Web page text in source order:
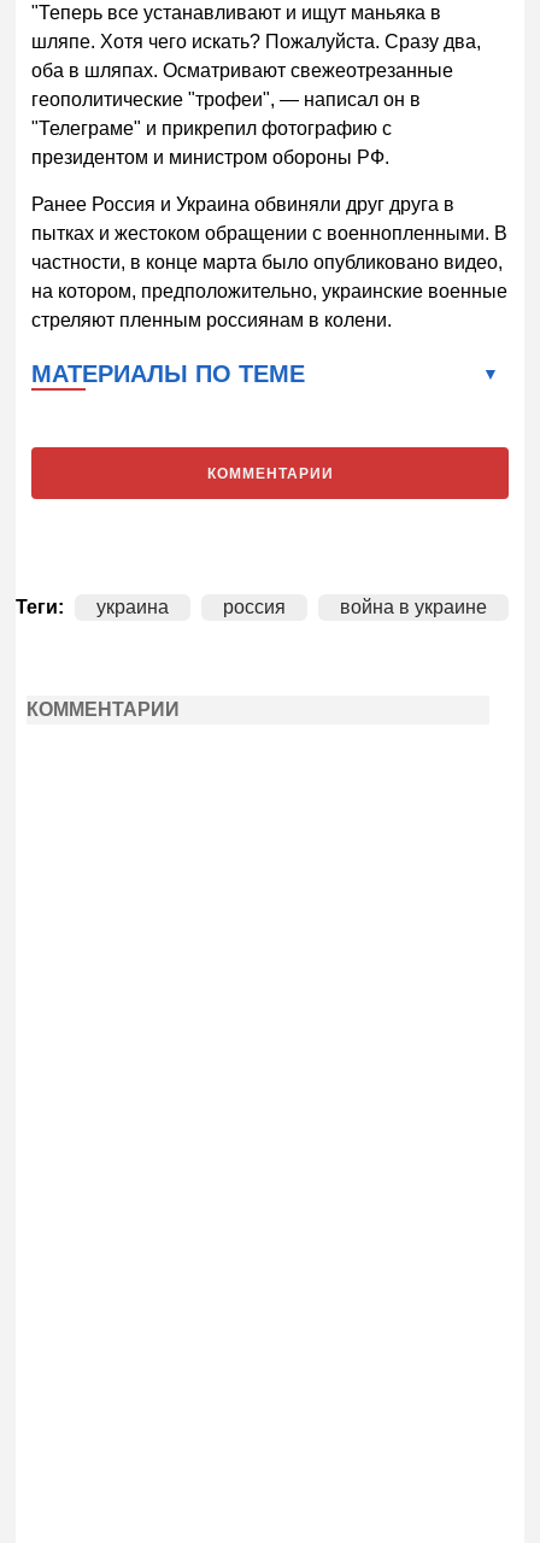
"Теперь все устанавливают и ищут маньяка в
шляпе. Хотя чего искать? Пожалуйста. Сразу два,
оба в шляпах. Осматривают свежеотрезанные
геополитические "трофеи", — написал он в
"Телеграме" и прикрепил фотографию с
президентом и министром обороны РФ.
Ранее Россия и Украина обвиняли друг друга в
пытках и жестоком обращении с военнопленными. В
частности, в конце марта было опубликовано видео,
на котором, предположительно, украинские военные
стреляют пленным россиянам в колени.
МАТЕРИАЛЫ ПО ТЕМЕ
КОММЕНТАРИИ
Теги: украина россия война в украине
КОММЕНТАРИИ